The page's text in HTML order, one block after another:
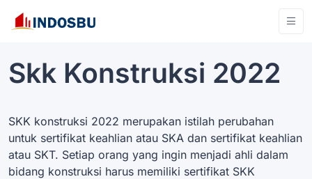
Skk Konstruksi 2022
SKK konstruksi 2022 merupakan istilah perubahan
untuk sertifikat keahlian atau SKA dan sertifikat keahlian
atau SKT. Setiap orang yang ingin menjadi ahli dalam
bidang konstruksi harus memiliki sertifikat SKK